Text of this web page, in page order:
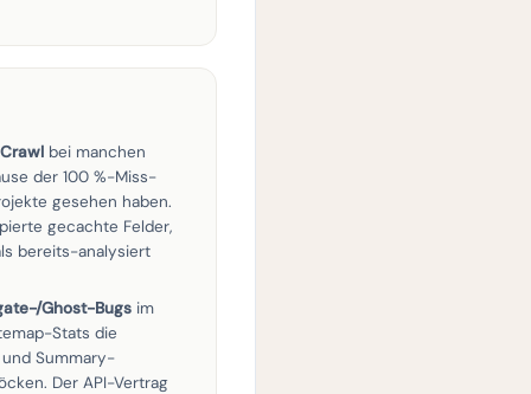
bei manchen
der 100 %-Miss-
gesehen haben.
gecachte Felder,
bereits-analysiert
Ghost-Bugs im
Stats die
Summary-
Der API-Vertrag